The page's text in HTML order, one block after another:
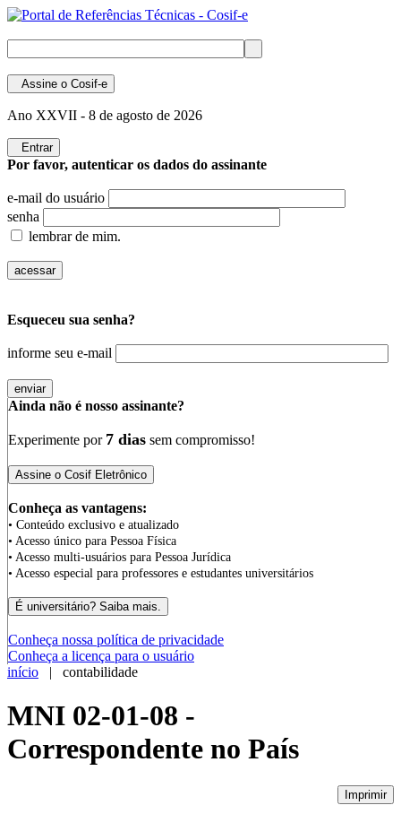
Assine o Cosif-e
Ano XXVII - 8 de agosto de 2026
Entrar
Por favor, autenticar os dados do assinante
e-mail do usuário
senha
lembrar de mim.
Esqueceu sua senha?
informe seu e-mail
Ainda não é nosso assinante?
Experimente por 7 dias sem compromisso!
Conheça as vantagens:
• Conteúdo exclusivo e atualizado
• Acesso único para Pessoa Física
• Acesso multi-usuários para Pessoa Jurídica
• Acesso especial para professores e estudantes universitários
Conheça nossa política de privacidade
Conheça a licença para o usuário
início | contabilidade
MNI 02-01-08 -
Correspondente no País
Imprimir